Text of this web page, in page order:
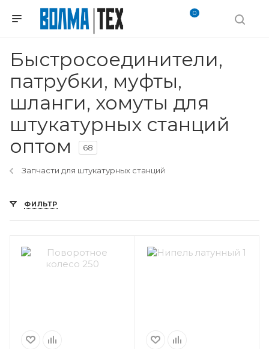
0
Быстросоединители,
патрубки, муфты,
шланги, хомуты для
штукатурных станций
оптом
68
Запчасти для штукатурных станций
ФИЛЬТР
Вес, кг
6,77